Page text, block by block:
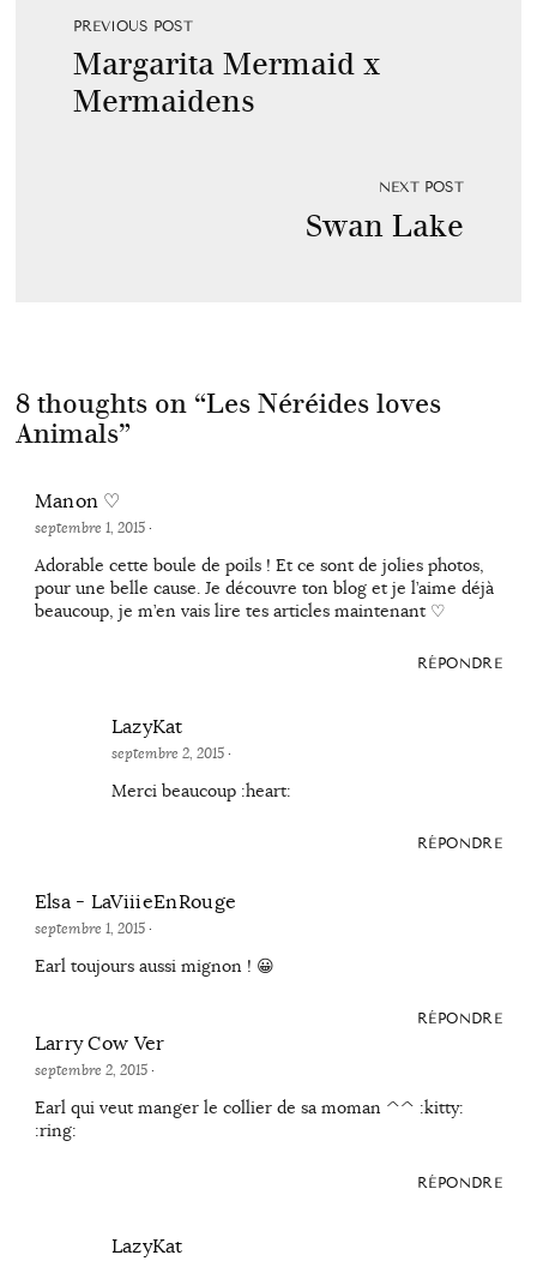
PREVIOUS POST
Margarita Mermaid x
Mermaidens
NEXT POST
Swan Lake
8 thoughts on “Les Néréides loves
Animals”
Manon ♡
septembre 1, 2015·
Adorable cette boule de poils ! Et ce sont de jolies photos,
pour une belle cause. Je découvre ton blog et je l’aime déjà
beaucoup, je m’en vais lire tes articles maintenant ♡
RÉPONDRE
LazyKat
septembre 2, 2015·
Merci beaucoup :heart:
RÉPONDRE
Elsa - LaViiieEnRouge
septembre 1, 2015·
Earl toujours aussi mignon ! 😀
RÉPONDRE
Larry Cow Ver
septembre 2, 2015·
Earl qui veut manger le collier de sa moman ^^ :kitty:
:ring:
RÉPONDRE
LazyKat